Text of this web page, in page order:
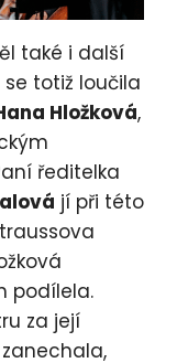
také i další
totiž loučila
Hložková,
ředitelka
jí při této
podílela.
za její